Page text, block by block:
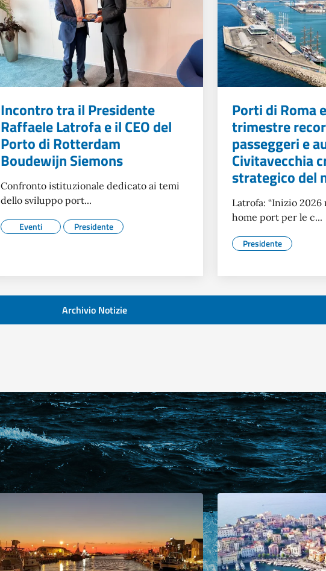
Incontro tra il Presidente
Raffaele Latrofa e il CEO del
Porto di Rotterdam
Boudewijn Siemons
Confronto istituzionale dedicato ai temi
dello sviluppo port...
Eventi Presidente
Porti di Roma
trimestre
passeggeri e
Civitavecchia
strategico del
Latrofa: “Inizio
home port per le c...
Presidente
Archivio Notizie